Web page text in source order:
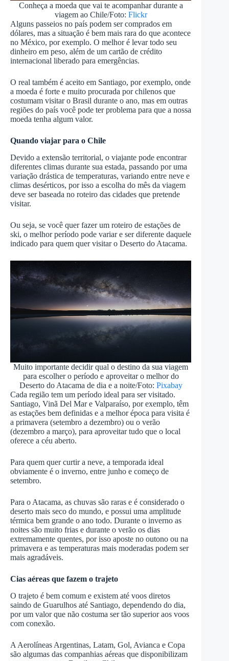
Conheça a moeda que vai te acompanhar durante a
viagem ao Chile/Foto: Flickr
Alguns passeios no país podem ser comprados em
dólares, mas a situação é bem mais rara do que acontece
no México, por exemplo. O melhor é levar todo seu
dinheiro em peso, além de um cartão de crédito
internacional liberado para emergências.
O real também é aceito em Santiago, por exemplo, onde
a moeda é forte e muito procurada por chilenos que
costumam visitar o Brasil durante o ano, mas em outras
regiões do país você pode ter problema para que a nossa
moeda tenha algum valor.
Quando viajar para o Chile
Devido a extensão territorial, o viajante pode encontrar
diferentes climas durante sua estada, passando por uma
variação drástica de temperaturas, variando entre neve e
climas desérticos, por isso a escolha do mês da viagem
deve ser baseada no roteiro das cidades que pretende
visitar.
Ou seja, se você quer fazer um roteiro de estações de
ski, o melhor período pode variar e ser diferente daquele
indicado para quem quer visitar o Deserto do Atacama.
Muito importante decidir qual o destino da sua viagem
para escolher o período e aproveitar o melhor do
Deserto do Atacama de dia e a noite/Foto: Pixabay
Cada região tem um período ideal para ser visitado.
Santiago, Vinã Del Mar e Valparaíso, por exemplo, têm
as estações bem definidas e a melhor época para visita é
a primavera (setembro a dezembro) ou o verão
(dezembro a março), para aproveitar tudo que o local
oferece a céu aberto.
Para quem quer curtir a neve, a temporada ideal
obviamente é o inverno, entre junho e começo de
setembro.
Para o Atacama, as chuvas são raras e é considerado o
deserto mais seco do mundo, e possui uma amplitude
térmica bem grande o ano todo. Durante o inverno as
noites são muito frias e durante o verão os dias
extremamente quentes, por isso aposte no outono ou na
primavera e as temperaturas mais moderadas podem ser
mais agradáveis.
Cias aéreas que fazem o trajeto
O trajeto é bem comum e existem até voos diretos
saindo de Guarulhos até Santiago, dependendo do dia,
por um valor que não costuma ser tão superior aos voos
com conexão.
A Aerolíneas Argentinas, Latam, Gol, Avianca e Copa
são algumas das companhias aéreas que disponibilizam